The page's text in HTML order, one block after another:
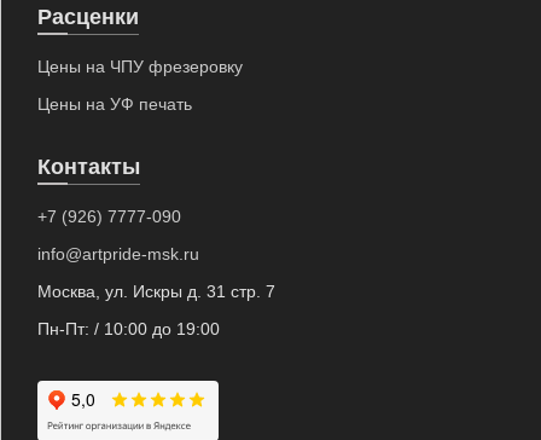
Расценки
Цены на ЧПУ фрезеровку
Цены на УФ печать
Контакты
+7 (926) 7777-090
info@artpride-msk.ru
Москва, ул. Искры д. 31 стр. 7
Пн-Пт: / 10:00 до 19:00